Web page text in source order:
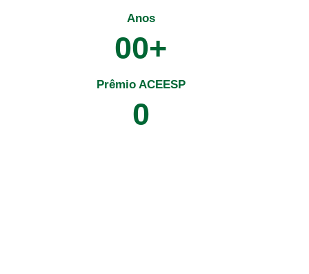
Anos
00+
Prêmio ACEESP
0